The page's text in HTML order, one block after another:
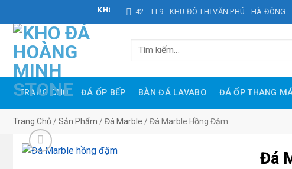
qua
dung
KHO ĐÁ HOÀNG MINH STONE42 - TT9 - KHU ĐÔ THỊ VĂN PHÚ - HÀ ĐÔNG -
Tìm
kiếm:
TRANG CHỦ ĐÁ ỐP BẾP BÀN ĐÁ LAVABO ĐÁ ỐP THANG
Trang Chủ / Sản Phẩm / Đá Marble / Đá Marble Hồng Đậm
Đá